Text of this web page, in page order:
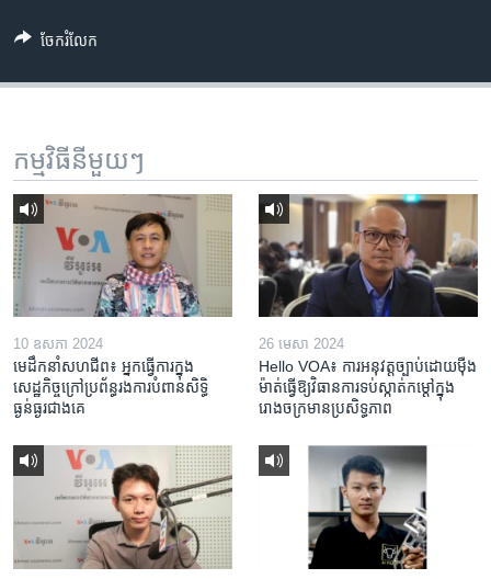
ចែករំលែក
កម្មវិធី​នីមួយៗ
10 ឧសភា 2024
មេដឹកនាំសហជីព៖ អ្នកធ្វើការក្នុង
សេដ្ឋកិច្ចក្រៅប្រព័ន្ធរងការបំពានសិទ្ធិ
ធ្ងន់ធ្ងរជាងគេ
26 មេសា 2024
Hello VOA៖ ការអនុវត្ត​ច្បាប់​ដោយ​ម៉ឺង
ម៉ាត់​ធ្វើ​ឱ្យ​វិធានការ​ទប់ស្កាត់​កម្តៅ​ក្នុង​
រោងចក្រ​មាន​ប្រសិទ្ធភាព​​